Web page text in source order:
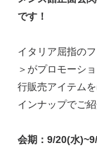
です！
イタリア屈指の
＞がプロモーシ
行販売アイテム
インナップでご紹
会期：9/20(水